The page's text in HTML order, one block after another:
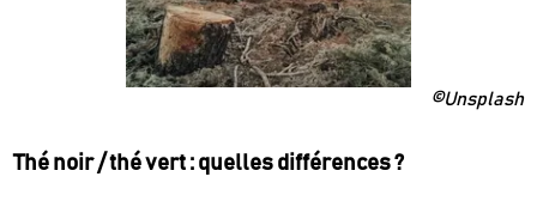
©Unsplash
Thé noir / thé vert : quelles différences ?